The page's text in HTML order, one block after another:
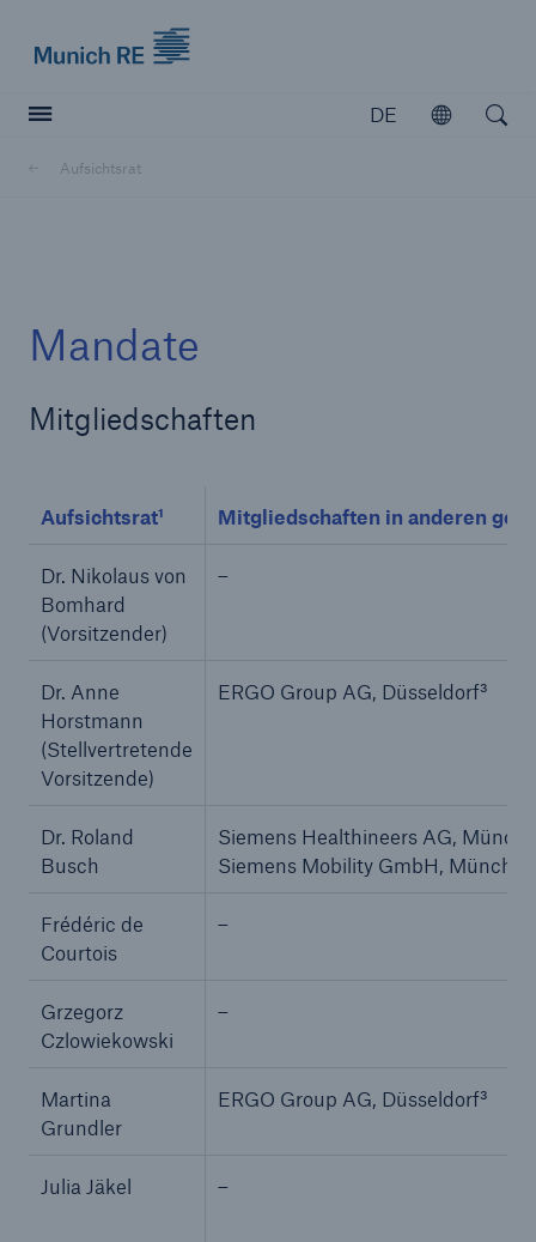
DE
Öffnen
Aufsichtsrat
Mandate
Mitgliedschaften
Aufsichtsrat¹ Mitgliedschaften in anderen
Dr. Nikolaus von
Bomhard
(Vorsitzender)
–
Dr. Anne
Horstmann
(Stellvertretende
Vorsitzende)
ERGO Group AG, Düsseldorf³
Dr. Roland
Busch
Siemens Healthineers AG,
Siemens Mobility GmbH,
Frédéric de
Courtois
–
Grzegorz
Czlowiekowski
–
Martina
Grundler
ERGO Group AG, Düsseldorf³
Julia Jäkel –
Our expert perspective for insurance
Reinsurance Property/Casualty